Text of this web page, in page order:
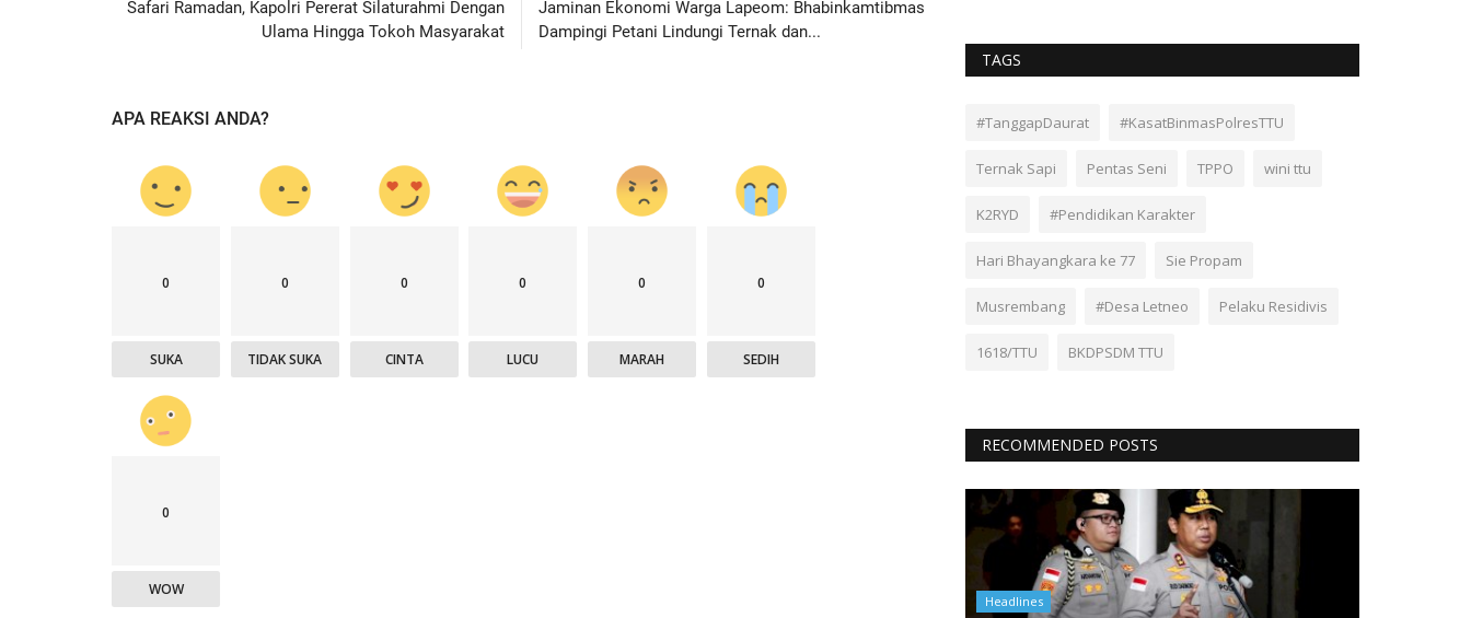
Safari Ramadan, Kapolri Pererat Silaturahmi Dengan
Ulama Hingga Tokoh Masyarakat
Jaminan Ekonomi Warga Lapeom: Bhabinkamtibmas
Dampingi Petani Lindungi Ternak dan...
APA REAKSI ANDA?
0
SUKA
0
TIDAK SUKA
0
CINTA
0
LUCU
0
MARAH
0
SEDIH
0
WOW
TAGS
#TanggapDaurat #KasatBinmasPolresTTU
Ternak Sapi Pentas Seni TPPO wini ttu
K2RYD #Pendidikan Karakter
Hari Bhayangkara ke 77 Sie Propam
Musrembang #Desa Letneo Pelaku Residivis
1618/TTU BKDPSDM TTU
RECOMMENDED POSTS
Headlines